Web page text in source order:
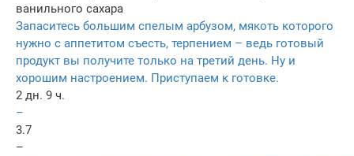
ванильного сахара
Запаситесь большим спелым арбузом, мякоть которого
нужно с аппетитом съесть, терпением – ведь готовый
продукт вы получите только на третий день. Ну и
хорошим настроением. Приступаем к готовке.
2 дн. 9 ч.
–
3.7
–